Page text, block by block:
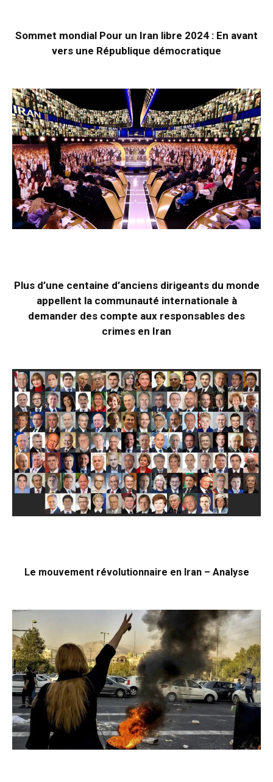
Sommet mondial Pour un Iran libre 2024 : En avant
vers une République démocratique
Plus d’une centaine d’anciens dirigeants du monde
appellent la communauté internationale à
demander des compte aux responsables des
crimes en Iran
Le mouvement révolutionnaire en Iran – Analyse